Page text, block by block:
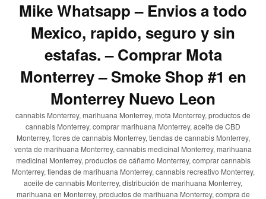
Mike Whatsapp – Envios a todo
Mexico, rapido, seguro y sin
estafas. – Comprar Mota
Monterrey – Smoke Shop #1 en
Monterrey Nuevo Leon
cannabis Monterrey, marihuana Monterrey, mota Monterrey, productos de
cannabis Monterrey, comprar marihuana Monterrey, aceite de CBD
Monterrey, flores de cannabis Monterrey, tiendas de cannabis Monterrey,
venta de marihuana Monterrey, cannabis medicinal Monterrey, marihuana
medicinal Monterrey, productos de cáñamo Monterrey, comprar cannabis
Monterrey, tiendas de marihuana Monterrey, cannabis recreativo Monterrey,
aceite de cannabis Monterrey, distribución de marihuana Monterrey,
marihuana en Monterrey, productos de marihuana Monterrey, compra de